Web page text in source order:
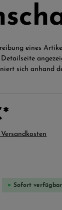
eines
sich anhand
von 5 von 5
Sofort